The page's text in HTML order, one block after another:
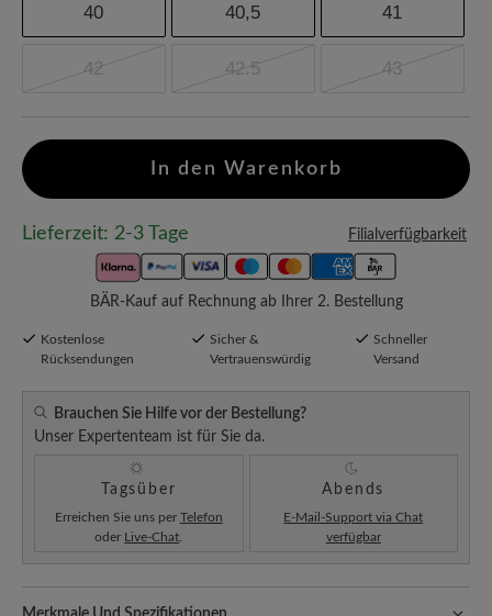
40 40,5 41
42 42.5 43
In den Warenkorb
Lieferzeit: 2-3 Tage Filialverfügbarkeit
BÄR-Kauf auf Rechnung ab Ihrer 2. Bestellung
Kostenlose
Rücksendungen
Sicher &
Vertrauenswürdig
Schneller
Versand
Brauchen Sie Hilfe vor der Bestellung?
Unser Expertenteam ist für Sie da.
Tagsüber
Erreichen Sie uns per Telefon
oder Live-Chat
Abends
E-Mail-Support via Chat
verfügbar